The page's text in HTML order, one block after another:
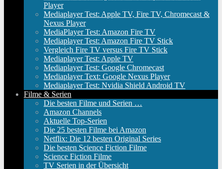
Player
Mediaplayer Test: Apple TV, Fire TV, Chromecast &
Nexus Player
MediaPlayer Test: Amazon Fire TV
Mediaplayer Test: Amazon Fire TV Stick
Vergleich Fire TV versus Fire TV Stick
Mediaplayer Test: Apple TV
Mediaplayer Test: Google Chromecast
Mediaplayer Text: Google Nexus Player
Mediaplayer Test: Nvidia Shield Android TV
Filme & Serien
Die besten Filme und Serien …
Amazon Channels
Aktuelle Top-Serien
Die 25 besten Filme bei Amazon
Netflix: Die 12 besten Original Series
Die besten Science Fiction Filme
Science Fiction Filme
TV Serien in der Übersicht